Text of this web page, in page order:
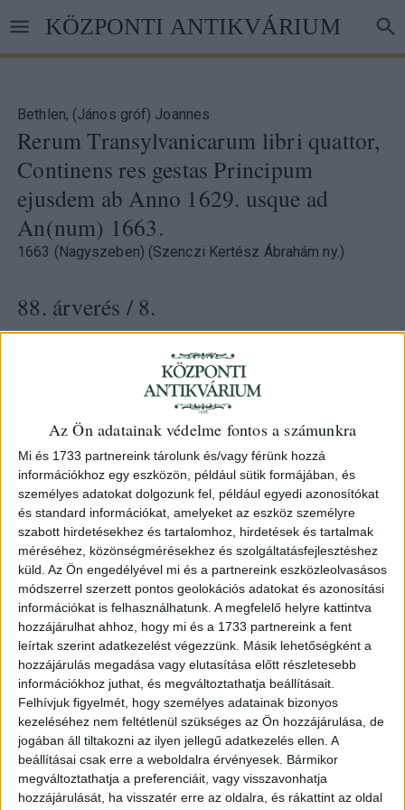
Az Ön adatainak védelme fontos a számunkra
Mi és 1733 partnereink tárolunk és/vagy férünk hozzá
információkhoz egy eszközön, például sütik formájában, és
személyes adatokat dolgozunk fel, például egyedi azonosítókat
és standard információkat, amelyeket az eszköz személyre
szabott hirdetésekhez és tartalomhoz, hirdetések és tartalmak
méréséhez, közönségmérésekhez és szolgáltatásfejlesztéshez
küld. Az Ön engedélyével mi és a partnereink eszközleolvasásos
módszerrel szerzett pontos geolokációs adatokat és azonosítási
információkat is felhasználhatunk. A megfelelő helyre kattintva
hozzájárulhat ahhoz, hogy mi és a 1733 partnereink a fent
leírtak szerint adatkezelést végezzünk. Másik lehetőségként a
hozzájárulás megadása vagy elutasítása előtt részletesebb
információkhoz juthat, és megváltoztathatja beállításait.
Felhívjuk figyelmét, hogy személyes adatainak bizonyos
kezeléséhez nem feltétlenül szükséges az Ön hozzájárulása, de
jogában áll tiltakozni az ilyen jellegű adatkezelés ellen. A
beállításai csak erre a weboldalra érvényesek. Bármikor
megváltoztathatja a preferenciáit, vagy visszavonhatja
hozzájárulását, ha visszatér erre az oldalra, és rákattint az oldal
tartalomra
KÖZPONTI ANTIKVÁRIUM
Bethlen, (János gróf) Joannes
Rerum Transylvanicarum libri quattor,
Continens res gestas Principum
ejusdem ab Anno 1629. usque ad
An(num) 1663.
1663 (Nagyszeben) (Szenczi Kertész Ábrahám ny.)
88. árverés / 8.
72473
A páratlan forrásértékkel bíró mű első kiadása. Szerzője
az Erdélyi Fejedelemség kancellárja, az erdélyi politika
egyik alakítója volt.
(16)+447+(8)p.
Későbbi félvászon-kötésben. Poss.: A címlapon Thury
Ádám tulajdonosi bejegyzésével, szemközt neki szóló
ajándékozó sorokkal. Later half cloth binding. Apponyi:
884., RMK II/1022.